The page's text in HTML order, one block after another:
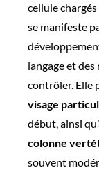
cellule
se manifeste
langage et
contrôler. Elle
visage
début, ainsi
colonne
souvent